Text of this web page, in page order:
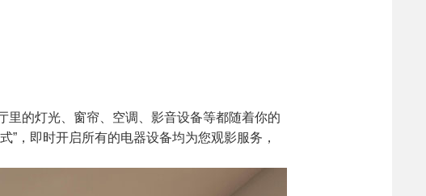
的灯光、窗帘、空调、影音设备等都随着你的
，即时开启所有的电器设备均为您观影服务，